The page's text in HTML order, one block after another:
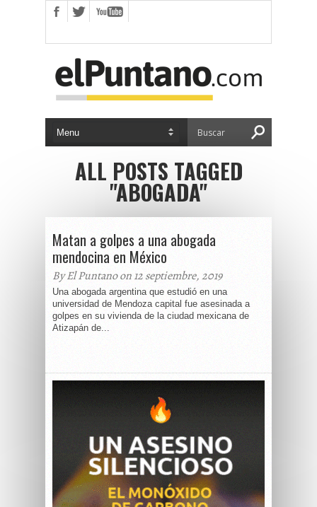
ALL POSTS TAGGED
"ABOGADA"
Matan a golpes a una abogada
mendocina en México
By El Puntano on 12 septiembre, 2019
Una abogada argentina que estudió en una
universidad de Mendoza capital fue asesinada a
golpes en su vivienda de la ciudad mexicana de
Atizapán de...